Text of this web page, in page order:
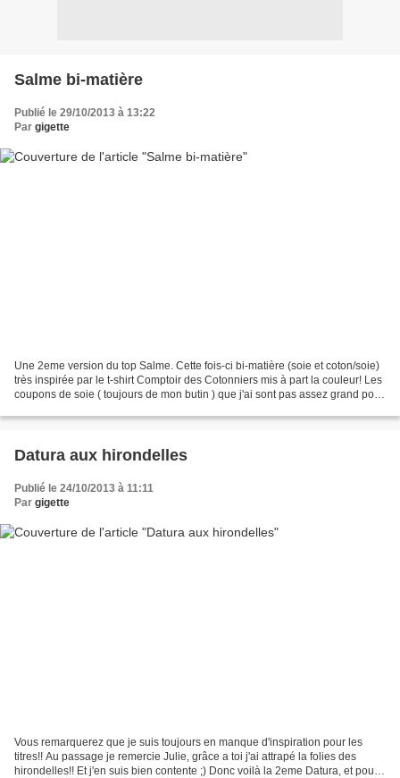
Salme bi-matière
Publié le 29/10/2013 à 13:22
Par gigette
Une 2eme version du top Salme. Cette fois-ci bi-matière (soie et coton/soie)
très inspirée par le t-shirt Comptoir des Cotonniers mis à part la couleur! Les
coupons de soie ( toujours de mon butin ) que j'ai sont pas assez grand pour
Datura aux hirondelles
Publié le 24/10/2013 à 11:11
Par gigette
Vous remarquerez que je suis toujours en manque d'inspiration pour les
titres!! Au passage je remercie Julie, grâce a toi j'ai attrapé la folies des
hirondelles!! Et j'en suis bien contente ;) Donc voilà la 2eme Datura, et pour